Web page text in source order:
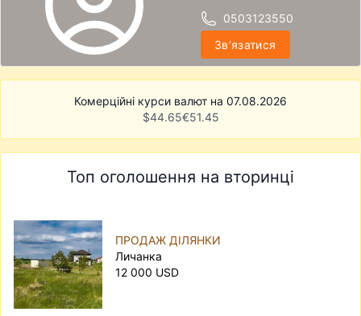
0503123550
Звʼязатися
Комерційні курси валют на 07.08.2026
$44.65€51.45
Топ оголошення на вторинці
ПРОДАЖ ДІЛЯНКИ
Личанка
12 000 USD